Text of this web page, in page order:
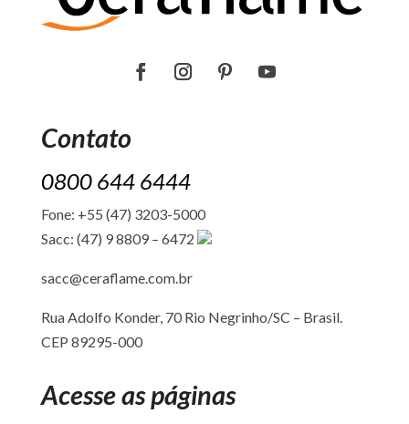
Contato
0800 644 6444
Fone: +55 (47) 3203-5000
Sacc: (47) 9 8809 – 6472
sacc@ceraflame.com.br
Rua Adolfo Konder, 70 Rio Negrinho/SC – Brasil.
CEP 89295-000
Acesse as páginas